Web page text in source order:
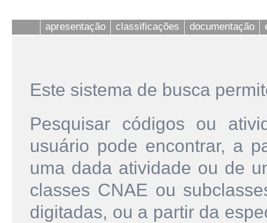
apresentação classificações documentação
Este sistema de busca
Pesquisar códigos ou
usuário pode encontrar, a
uma dada atividade ou de
classes CNAE ou
digitadas, ou a partir da